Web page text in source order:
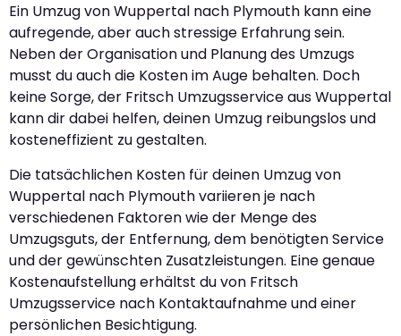
Ein Umzug von Wuppertal nach Plymouth kann eine
aufregende, aber auch stressige Erfahrung sein.
Neben der Organisation und Planung des Umzugs
musst du auch die Kosten im Auge behalten. Doch
keine Sorge, der Fritsch Umzugsservice aus Wuppertal
kann dir dabei helfen, deinen Umzug reibungslos und
kosteneffizient zu gestalten.
Die tatsächlichen Kosten für deinen Umzug von
Wuppertal nach Plymouth variieren je nach
verschiedenen Faktoren wie der Menge des
Umzugsguts, der Entfernung, dem benötigten Service
und der gewünschten Zusatzleistungen. Eine genaue
Kostenaufstellung erhältst du von Fritsch
Umzugsservice nach Kontaktaufnahme und einer
persönlichen Besichtigung.